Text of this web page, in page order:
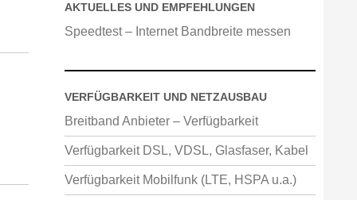
AKTUELLES UND EMPFEHLUNGEN
Speedtest – Internet Bandbreite messen
VERFÜGBARKEIT UND NETZAUSBAU
Breitband Anbieter – Verfügbarkeit
Verfügbarkeit DSL, VDSL, Glasfaser, Kabel
Verfügbarkeit Mobilfunk (LTE, HSPA u.a.)